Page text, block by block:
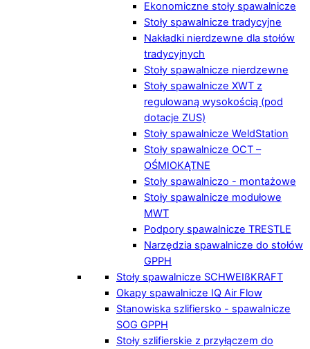
Ekonomiczne stoły spawalnicze
Stoły spawalnicze tradycyjne
Nakładki nierdzewne dla stołów
tradycyjnych
Stoły spawalnicze nierdzewne
Stoły spawalnicze XWT z
regulowaną wysokością (pod
dotacje ZUS)
Stoły spawalnicze WeldStation
Stoły spawalnicze OCT –
OŚMIOKĄTNE
Stoły spawalniczo - montażowe
Stoły spawalnicze modułowe
MWT
Podpory spawalnicze TRESTLE
Narzędzia spawalnicze do stołów
GPPH
Stoły spawalnicze SCHWEIßKRAFT
Okapy spawalnicze IQ Air Flow
Stanowiska szlifiersko - spawalnicze
SOG GPPH
Stoły szlifierskie z przyłączem do